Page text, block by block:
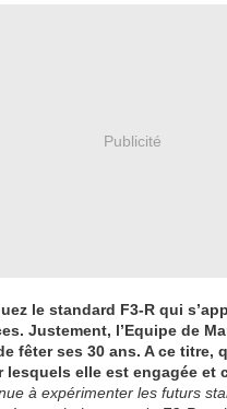
Publicité
le standard F3-R qui
Justement, l’Equipe de
fêter ses 30 ans. A ce titre,
lesquels elle est engagée et
à expérimenter les futurs